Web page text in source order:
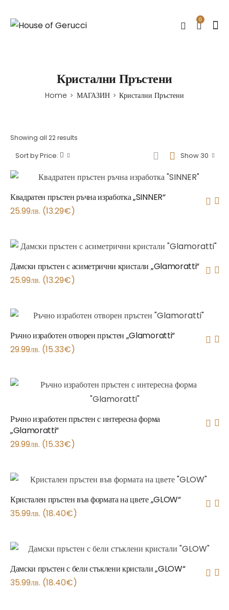
0
Кристални Пръстени
Home > МАГАЗИН > Кристални Пръстени
Showing all 22 results
Show 30
Sort by Price:
Квадратен пръстен ръчна изработка „SINNER“
25.99лв. (13.29€)
Дамски пръстен с асиметрични кристали „Glamoratti“
25.99лв. (13.29€)
Ръчно изработен отворен пръстен „Glamoratti“
29.99лв. (15.33€)
Ръчно изработен пръстен с интересна форма
„Glamoratti“
29.99лв. (15.33€)
Кристален пръстен във формата на цвете „GLOW“
35.99лв. (18.40€)
Дамски пръстен с бели стъклени кристали „GLOW“
35.99лв. (18.40€)